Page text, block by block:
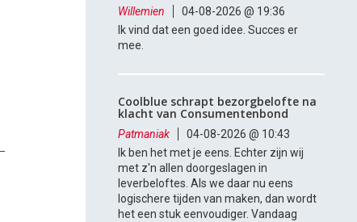
Willemien
04-08-2026 @ 19:36
Ik vind dat een goed idee. Succes er
mee.
Coolblue schrapt bezorgbelofte na
klacht van Consumentenbond
Patmaniak
04-08-2026 @ 10:43
Ik ben het met je eens. Echter zijn wij
met z'n allen doorgeslagen in
leverbeloftes. Als we daar nu eens
logischere tijden van maken, dan wordt
het een stuk eenvoudiger. Vandaag